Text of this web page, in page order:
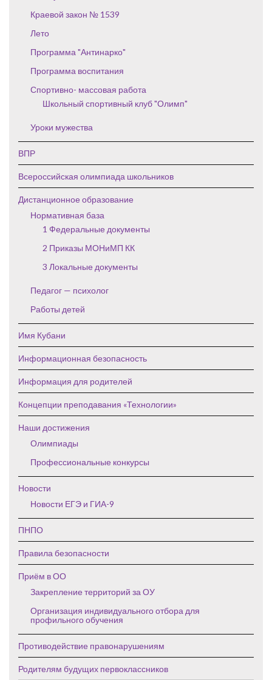
Краевой закон № 1539
Лето
Программа "Антинарко"
Программа воспитания
Спортивно- массовая работа
Школьный спортивный клуб "Олимп"
Уроки мужества
ВПР
Всероссийская олимпиада школьников
Дистанционное образование
Нормативная база
1 Федеральные документы
2 Приказы МОНиМП КК
3 Локальные документы
Педагог — психолог
Работы детей
Имя Кубани
Информационная безопасность
Информация для родителей
Концепции преподавания «Технологии»
Наши достижения
Олимпиады
Профессиональные конкурсы
Новости
Новости ЕГЭ и ГИА-9
ПНПО
Правила безопасности
Приём в ОО
Закрепление территорий за ОУ
Организация индивидуального отбора для
профильного обучения
Противодействие правонарушениям
Родителям будущих первоклассников